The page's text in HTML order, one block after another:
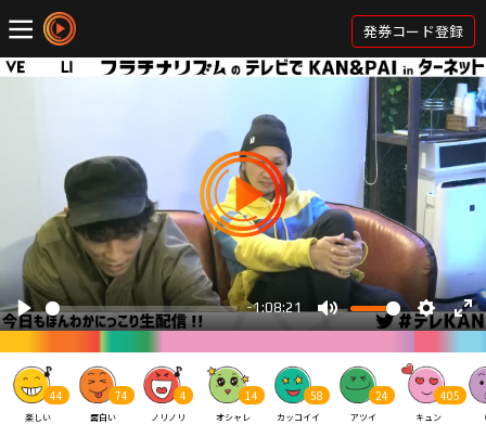
発券コード登録
44
楽しい
74
面白い
4
ノリノリ
14
オシャレ
58
カッコイイ
24
アツイ
405
キュン